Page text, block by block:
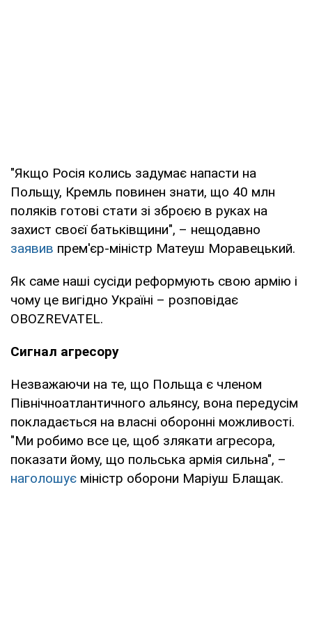
"Якщо Росія колись задумає напасти на
Польщу, Кремль повинен знати, що 40 млн
поляків готові стати зі зброєю в руках на
захист своєї батьківщини", – нещодавно
заявив прем'єр-міністр Матеуш Моравецький.
Як саме наші сусіди реформують свою армію і
чому це вигідно Україні – розповідає
OBOZREVATEL.
Сигнал агресору
Незважаючи на те, що Польща є членом
Північноатлантичного альянсу, вона передусім
покладається на власні оборонні можливості.
"Ми робимо все це, щоб злякати агресора,
показати йому, що польська армія сильна", –
наголошує міністр оборони Маріуш Блащак.